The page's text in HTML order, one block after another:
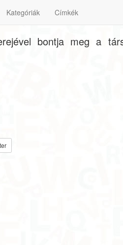
Kategóriák Címkék
bontja meg a